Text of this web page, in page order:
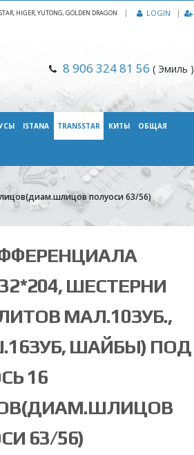
HIGER, YUTONG, GOLDEN DRAGON | LOGIN
8 906 324 81 56 ( Эмиль )
ISTANA TRANSSTAR КИТЫ ОБЩАЯ
полуоси 63/56)
ШЕСТЕРНИ
МАЛ.10ЗУБ.,
ШАЙБЫ) ПОД
16
63/56)